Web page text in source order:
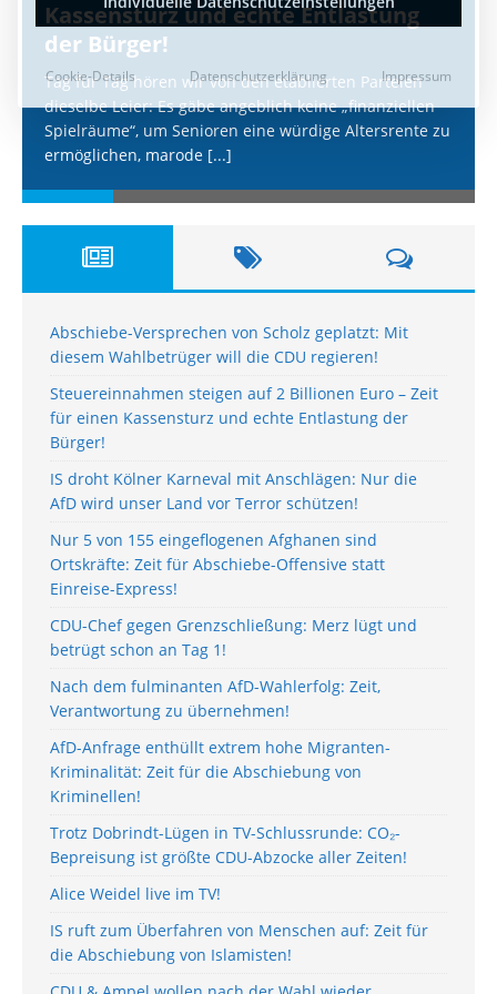
Kassensturz und echte Entlastung
der Bürger!
Tag für Tag hören wir von den etablierten Parteien
dieselbe Leier: Es gäbe angeblich keine „finanziellen
Spielräume“, um Senioren eine würdige Altersrente zu
ermöglichen, marode [...]
Abschiebe-Versprechen von Scholz geplatzt: Mit
diesem Wahlbetrüger will die CDU regieren!
Steuereinnahmen steigen auf 2 Billionen Euro – Zeit
für einen Kassensturz und echte Entlastung der
Bürger!
IS droht Kölner Karneval mit Anschlägen: Nur die
AfD wird unser Land vor Terror schützen!
Nur 5 von 155 eingeflogenen Afghanen sind
Ortskräfte: Zeit für Abschiebe-Offensive statt
Einreise-Express!
CDU-Chef gegen Grenzschließung: Merz lügt und
betrügt schon an Tag 1!
Nach dem fulminanten AfD-Wahlerfolg: Zeit,
Verantwortung zu übernehmen!
AfD-Anfrage enthüllt extrem hohe Migranten-
Kriminalität: Zeit für die Abschiebung von
Kriminellen!
Trotz Dobrindt-Lügen in TV-Schlussrunde: CO₂-
Bepreisung ist größte CDU-Abzocke aller Zeiten!
Alice Weidel live im TV!
IS ruft zum Überfahren von Menschen auf: Zeit für
die Abschiebung von Islamisten!